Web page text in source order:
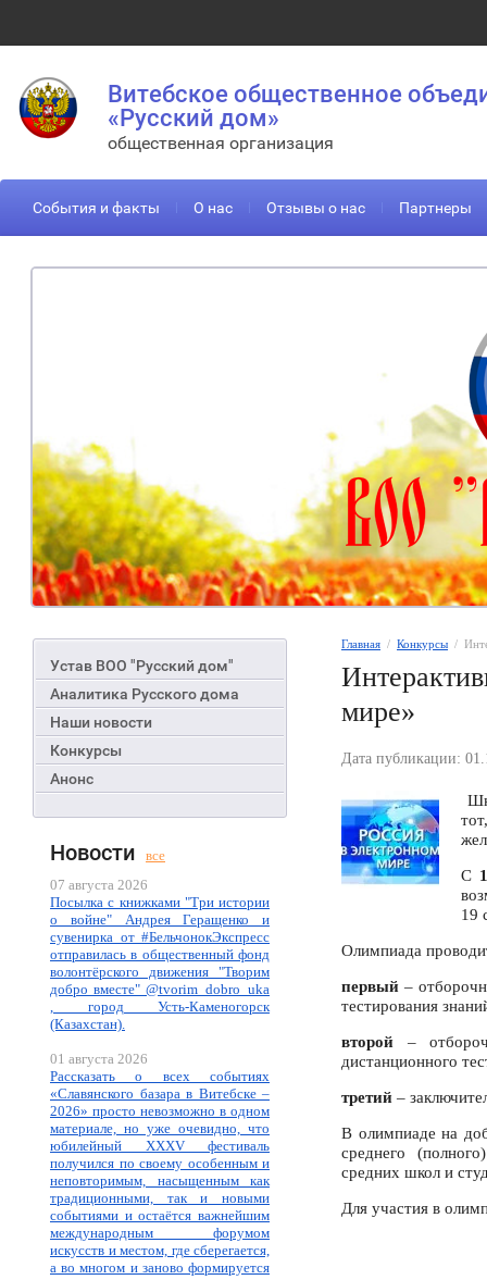
Витебское общественное
«Русский дом»
общественная организация
События и факты О нас Отзывы о нас Партнеры
Устав ВОО "Русский дом"
Аналитика Русского дома
Наши новости
Конкурсы
Анонс
Новости
все
07 августа 2026
Посылка с книжками "Три истории
о войне" Андрея Геращенко и
сувенирка от #БельчонокЭкспресс
отправилась в общественный фонд
волонтёрского движения "Творим
добро вместе" @tvorim_dobro_uka
, город Усть-Каменогорск
(Казахстан).
01 августа 2026
Рассказать о всех событиях
«Славянского базара в Витебске –
2026» просто невозможно в одном
материале, но уже очевидно, что
юбилейный XXXV фестиваль
получился по своему особенным и
неповторимым, насыщенным как
традиционными, так и новыми
событиями и остаётся важнейшим
международным форумом
искусств и местом, где сберегается,
а во многом и заново формируется
Главная
  /
Конкурсы
/
мире»
Дата публикации:
С
19
Олимпиада
первый –
тестирования
второй –
дистанционного
третий –
В олимпиаде на
среднего
средних школ и
Для участия в